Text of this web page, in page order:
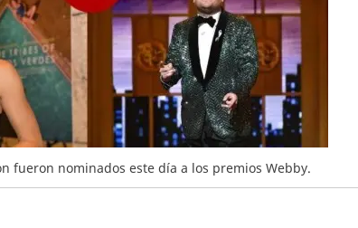
fueron nominados este día a los premios Webby.